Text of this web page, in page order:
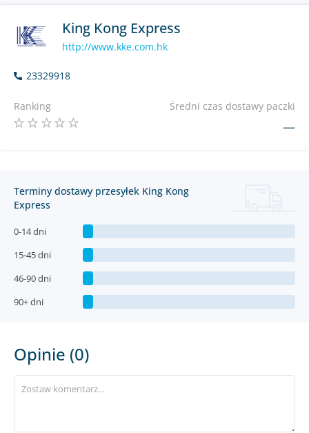
King Kong Express
http://www.kke.com.hk
23329918
Ranking Średni czas dostawy paczki
—
Terminy dostawy przesyłek King Kong
Express
0-14 dni
15-45 dni
46-90 dni
90+ dni
Opinie (0)